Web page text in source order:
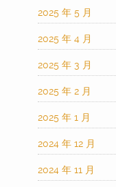
2025 年 5 月
2025 年 4 月
2025 年 3 月
2025 年 2 月
2025 年 1 月
2024 年 12 月
2024 年 11 月